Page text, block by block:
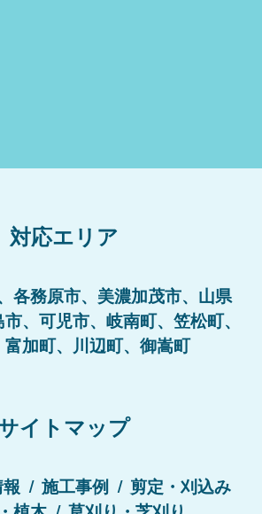
対応エリア
各務原市、美濃加茂市、山県
、可児市、岐南町、笠松町、
加町、川辺町、御嵩町
イトマップ
施工事例
剪定・刈込み